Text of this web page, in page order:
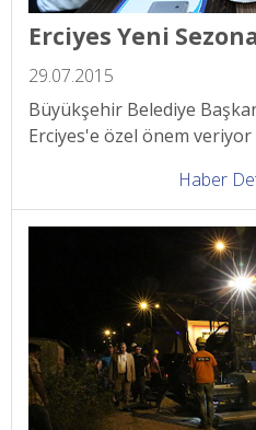
Erciyes Yeni
29.07.2015
Büyükşehir Belediye
Erciyes'e özel önem veriyor
Haber